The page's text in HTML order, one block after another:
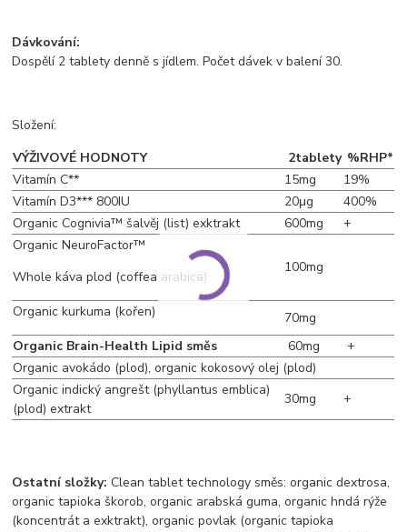
Dávkování:
Dospělí 2 tablety denně s jídlem. Počet dávek v balení 30.
Složení:
VÝŽIVOVÉ HODNOTY
2tablety %RHP*
Vitamín C**
15mg
19%
Vitamín D3*** 800IU
20μg
400%
Organic Cognivia™ šalvěj (list) exktrakt
600mg
+
Organic NeuroFactor™
Whole káva plod (coffea arabica)
100mg
Organic kurkuma (kořen)
70mg
Organic Brain-Health Lipid směs
60mg
+
Organic avokádo (plod), organic kokosový olej (plod)
Organic indický angrešt (phyllantus emblica)
(plod) extrakt
30mg +
Ostatní složky: Clean tablet technology směs: organic dextrosa,
organic tapioka škorob, organic arabská guma, organic hndá rýže
(koncentrát a exktrakt), organic povlak (organic tapioka